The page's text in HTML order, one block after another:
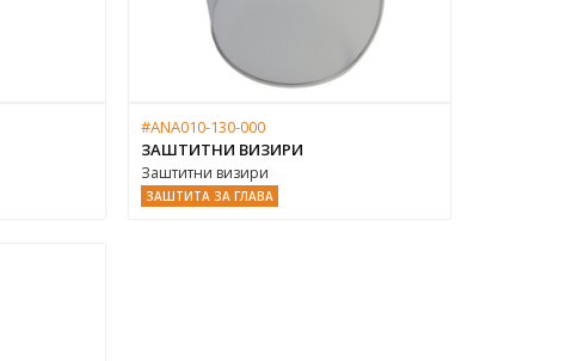
#ANA010-130-000
ЗАШТИТНИ ВИЗИРИ
Заштитни визири
ЗАШТИТА ЗА ГЛАВА